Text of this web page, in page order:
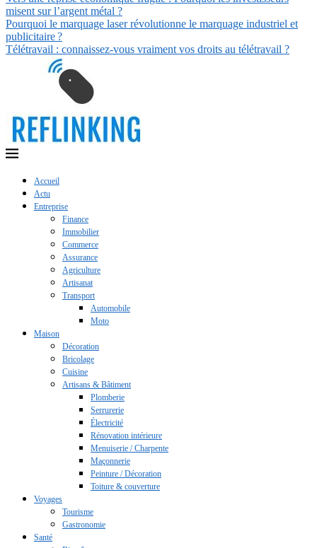
misent sur l’argent métal ?
Pourquoi le marquage laser révolutionne le marquage industriel et
publicitaire ?
Télétravail : connaissez-vous vraiment vos droits au télétravail ?
Accueil
Actu
Entreprise
Finance
Immobilier
Commerce
Assurance
Agriculture
Artisanat
Transport
Automobile
Moto
Maison
Décoration
Bricolage
Cuisine
Artisans & Bâtiment
Plomberie
Serrurerie
Électricité
Rénovation intérieure
Menuiserie / Charpente
Maçonnerie
Peinture / Décoration
Toiture & couverture
Voyages
Tourisme
Gastronomie
Santé